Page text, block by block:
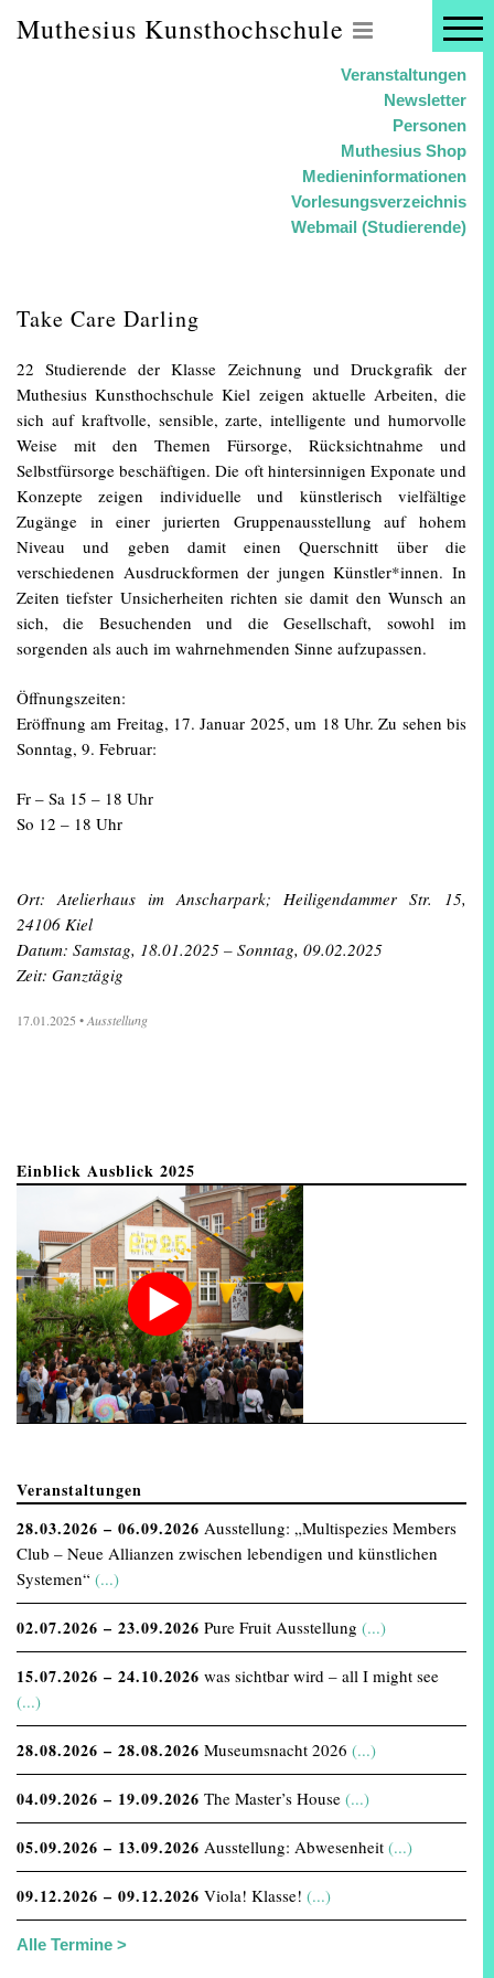
Muthesius Kunsthochschule
Veranstaltungen
Newsletter
Personen
Muthesius Shop
Medieninformationen
Vorlesungsverzeichnis
Webmail (Studierende)
Take Care Darling
22 Studierende der Klasse Zeichnung und Druckgrafik der
Muthesius Kunsthochschule Kiel zeigen aktuelle Arbeiten, die
sich auf kraftvolle, sensible, zarte, intelligente und humorvolle
Weise mit den Themen Fürsorge, Rücksichtnahme und
Selbstfürsorge beschäftigen. Die oft hintersinnigen Exponate und
Konzepte zeigen individuelle und künstlerisch vielfältige
Zugänge in einer jurierten Gruppenausstellung auf hohem
Niveau und geben damit einen Querschnitt über die
verschiedenen Ausdruckformen der jungen Künstler*innen. In
Zeiten tiefster Unsicherheiten richten sie damit den Wunsch an
sich, die Besuchenden und die Gesellschaft, sowohl im
sorgenden als auch im wahrnehmenden Sinne aufzupassen.
Öffnungszeiten:
Eröffnung am Freitag, 17. Januar 2025, um 18 Uhr. Zu sehen bis
Sonntag, 9. Februar:
Fr – Sa 15 – 18 Uhr
So 12 – 18 Uhr
Ort: Atelierhaus im Anscharpark; Heiligendammer Str. 15,
24106 Kiel
Datum: Samstag, 18.01.2025 – Sonntag, 09.02.2025
Zeit: Ganztägig
17.01.2025 •Ausstellung
Einblick Ausblick 2025
Veranstaltungen
28.03.2026 – 06.09.2026 Ausstellung: „Multispezies Members
Club – Neue Allianzen zwischen lebendigen und künstlichen
Systemen“ (...)
02.07.2026 – 23.09.2026 Pure Fruit Ausstellung (...)
15.07.2026 – 24.10.2026 was sichtbar wird – all I might see
(...)
28.08.2026 – 28.08.2026 Museumsnacht 2026 (...)
04.09.2026 – 19.09.2026 The Master’s House (...)
05.09.2026 – 13.09.2026 Ausstellung: Abwesenheit (...)
09.12.2026 – 09.12.2026 Viola! Klasse! (...)
Alle Termine >